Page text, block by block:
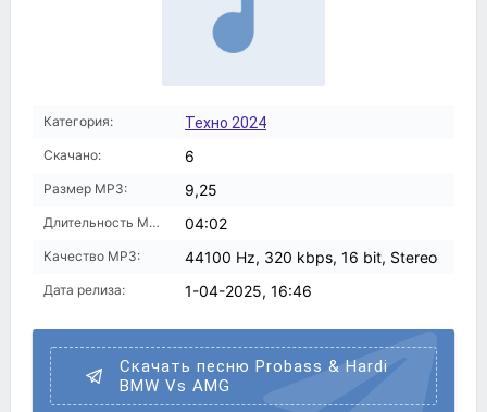
Категория: Техно 2024
Скачано: 6
Размер MP3: 9,25
Длительность MP3: 04:02
Качество MP3: 44100 Hz, 320 kbps, 16 bit, Stereo
Дата релиза: 1-04-2025, 16:46
Скачать песню Probass & Hardi
BMW Vs AMG